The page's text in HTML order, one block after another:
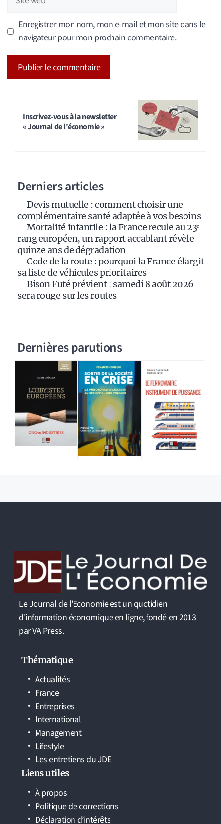
web
Enregistrer mon nom, mon e-mail et mon site dans le
navigateur pour mon prochain commentaire.
Inscrivez-vous à la newsletter
« Journal de l'économie »
Derniers articles
Devis mutuelle : comment choisir une
complémentaire santé adaptée à vos besoins
Mortalité infantile : la France recule au 23ᵉ
rang européen, un rapport accablant révèle
quinze ans de dégradation
Code de la route : pourquoi la France élargit
sa liste de véhicules prioritaires
Bison Futé prévient : samedi 8 août 2026
sera rouge sur les routes
Dernières parutions
Le Journal de l'Economie est un quotidien
d'information économique en ligne, fondé en 2013
par VA Press.
Thématique
Actualités
France
Entreprises
International
Management
Lifestyle
Les entretiens du JDE
Liens utiles
À propos
Politique de corrections
Déclaration d’intérêts